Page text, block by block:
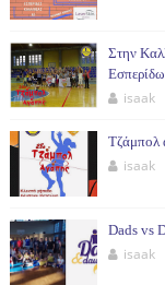
Στην
isaak
Τζάμπολ
isaak
Dads vs
isaak